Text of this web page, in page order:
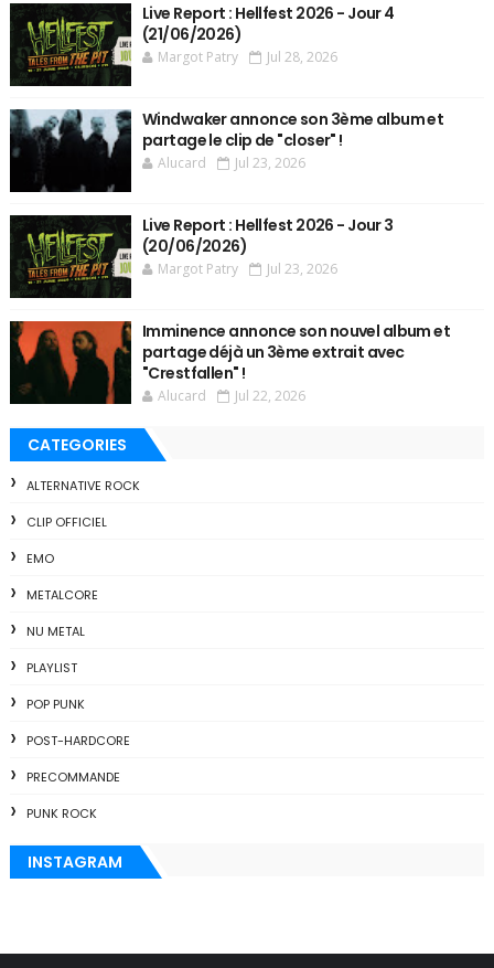
Live Report : Hellfest 2026 - Jour 4
(21/06/2026)
Margot Patry Jul 28, 2026
Windwaker annonce son 3ème album et
partage le clip de "closer" !
Alucard Jul 23, 2026
Live Report : Hellfest 2026 - Jour 3
(20/06/2026)
Margot Patry Jul 23, 2026
Imminence annonce son nouvel album et
partage déjà un 3ème extrait avec
"Crestfallen" !
Alucard Jul 22, 2026
CATEGORIES
ALTERNATIVE ROCK
CLIP OFFICIEL
EMO
METALCORE
NU METAL
PLAYLIST
POP PUNK
POST-HARDCORE
PRECOMMANDE
PUNK ROCK
INSTAGRAM